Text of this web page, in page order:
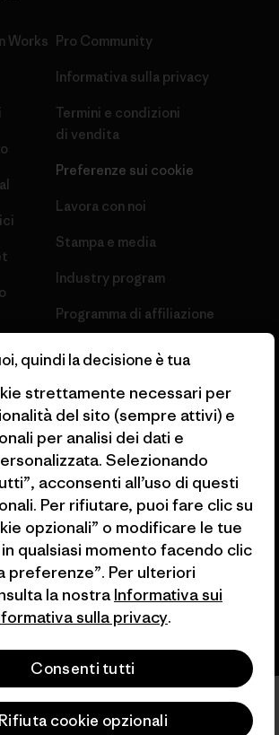
Works Pro Community
Informativa sulla privacy
Termini e condizioni
di vendita
Preferenze sui cookie
Lavora con noi
Stampa e media
Industry program
Programma di affiliazione
Patagonia Italia Mappa del sito
All Rights Reserved.
quindi la decisione è tua
strettamente necessari per
del sito (sempre attivi) e
per analisi dei dati e
Selezionando
acconsenti all’uso di questi
Per rifiutare, puoi fare clic su
opzionali” o modificare le tue
qualsiasi momento facendo clic
preferenze”. Per ulteriori
la nostra Informativa sui
sulla privacy.
Consenti tutti
Rifiuta cookie opzionali